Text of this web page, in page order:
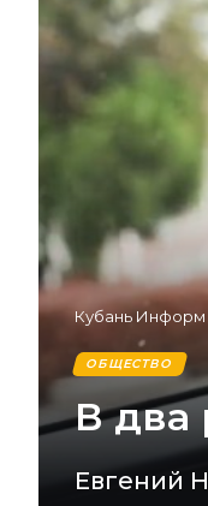
Кубань Информ
ОБЩЕСТВО
В два
Евгений